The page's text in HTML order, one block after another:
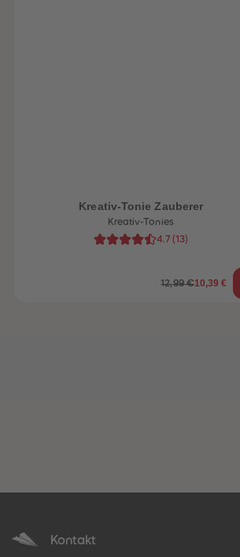
Kreativ-Tonie Zauberer
Kreativ-Tonies
4.7 (13)
12,99 €10,39 €
Kontakt